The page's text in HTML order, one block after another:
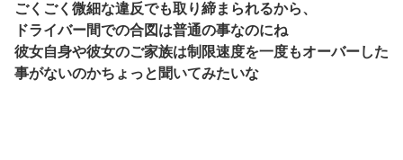
ごくごく微細な違反でも取り締まられるから、
ドライバー間での合図は普通の事なのにね
彼女自身や彼女のご家族は制限速度を一度もオーバーした
事がないのかちょっと聞いてみたいな